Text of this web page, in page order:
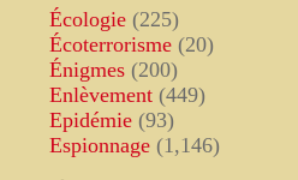
Écologie (225)
Écoterrorisme (20)
Énigmes (200)
Enlèvement (449)
Epidémie (93)
Espionnage (1,146)